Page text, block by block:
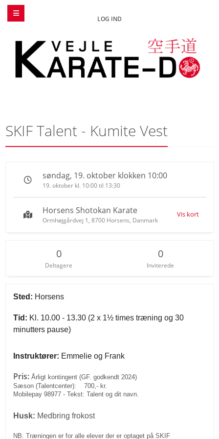
LOG IND
SKIF Talent - Kumite Vest
søndag, 19. oktober klokken 10:00
19. oktober kl. 10:00 til 13:30
Horsens Shotokan Karate
Ormhøjgårdvej 1, 8700 Horsens, Danmark
Vis kort
0
Deltagere
0
Inviterede
Sted: Horsens
Tid: Kl. 10.00 - 13.30 (2 x 1½ times træning og 30
minutters pause)
Instruktører: Emmelie og Frank
Pris:Årligt kontingent (GF. godkendt 2024)
Sæson (Talentcenter): 700,- kr.
Mobilepay 98977 - Tekst: Talent og dit navn.
Husk: Medbring frokost
NB. Træningen er for alle elever der er optaget på SKIF